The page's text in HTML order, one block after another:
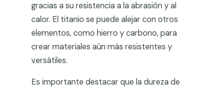
gracias a su resistencia a la abrasión y al
calor. El titanio se puede alejar con otros
elementos, como hierro y carbono, para
crear materiales aún más resistentes y
versátiles.
Es importante destacar que la dureza de